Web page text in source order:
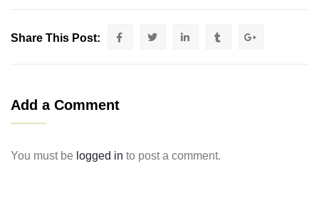
Share This Post:
Add a Comment
You must be logged in to post a comment.